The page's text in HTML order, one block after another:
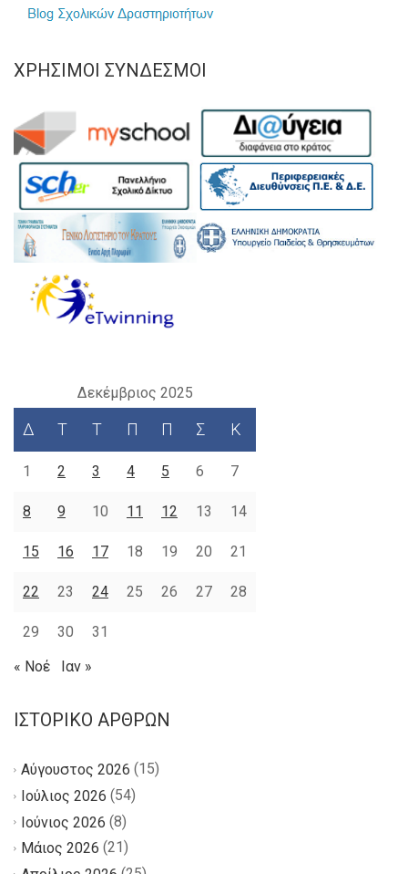
ΧΡΉΣΙΜΟΙ ΣΎΝΔΕΣΜΟΙ
Δεκέμβριος 2025
Δ Τ Τ Π Π Σ Κ
1 2 3 4 5 6 7
8 9 10 11 12 13 14
15 16 17 18 19 20 21
22 23 24 25 26 27 28
29 30
31
« Νοέ
Ιαν »
ΙΣΤΟΡΙΚΌ ΆΡΘΡΩΝ
Αύγουστος 2026 (15)
Ιούλιος 2026 (54)
Ιούνιος 2026 (8)
Μάιος 2026 (21)